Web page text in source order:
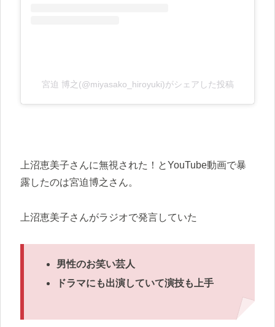
宮迫 博之(@miyasako_hiroyuki)がシェアした投稿
上沼恵美子さんに無視された！とYouTube動画で暴
露したのは宮迫博之さん。
上沼恵美子さんがラジオで発言していた
男性のお笑い芸人
ドラマにも出演していて演技も上手